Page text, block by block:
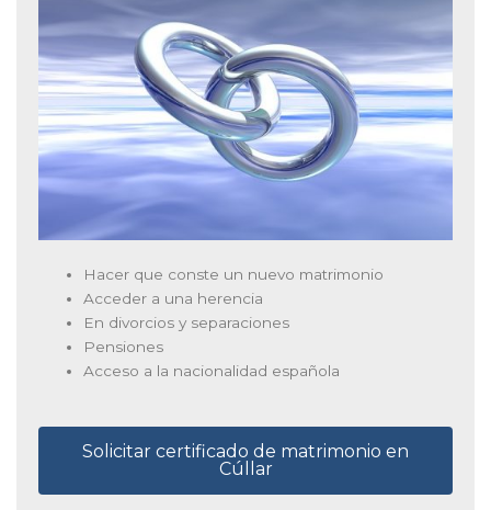
Hacer que conste un nuevo matrimonio
Acceder a una herencia
En divorcios y separaciones
Pensiones
Acceso a la nacionalidad española
Solicitar certificado de matrimonio en
Cúllar